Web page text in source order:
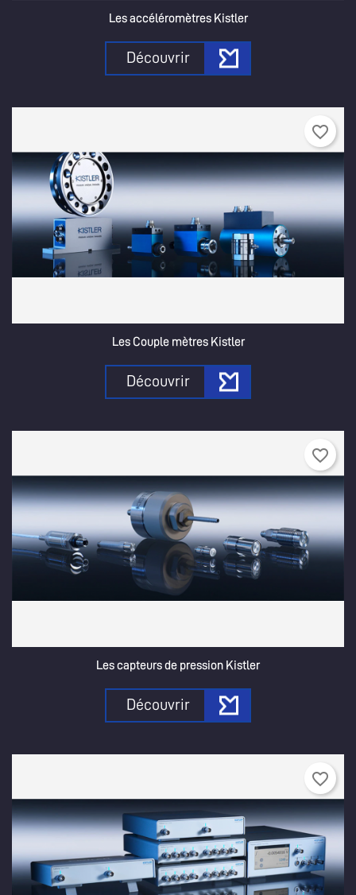
Les accéléromètres Kistler
Découvrir
Les Couple mètres Kistler
Découvrir
favorite_border
Les capteurs de pression Kistler
Découvrir
favorite_border
favorite_border